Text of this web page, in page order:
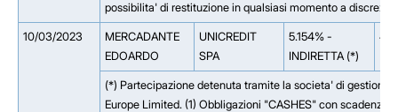
possibilita' di restituzione in qualsiasi momento a
10/03/2023
MERCADANTE
EDOARDO
UNICREDIT
SPA
5.154% -
INDIRETTA (*)
(*) Partecipazione detenuta tramite la societa' di
Europe Limited. (1) Obbligazioni "CASHES" con